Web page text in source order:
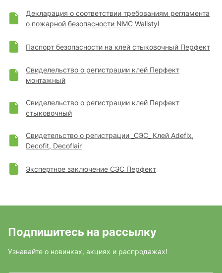
Декларация о соответствии требованиям регламента
о пожарной безопасности NMC Wallstyl
Паспорт безопасности на клей стыковочный Перфект
Свиделельство о регистрации клей Перфект
монтажный
Свиделельство о регистрации клей Перфект
стыковочный
Свидетельство о регистрации _СЭС_ Клей Adefix,
Decofit, Decoflair
Экспертное заключение СЭС Перфект
Подпишитесь на рассылку
Узнавайте о новинках, акциях и распродажах!